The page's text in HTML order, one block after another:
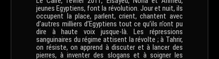
jeunes Egyptiens, font la révolution. Jour et nuit, ils
occupent la place, parlent, crient, chantent avec
d’autres milliers d’Egyptiens tout ce qu’ils n’ont pu
dire à haute voix jusque-là. Les répressions
sanguinaires du régime attisent la révolte ; à Tahrir,
on résiste, on apprend à discuter et à lancer des
pierres, à inventer des slogans et à soigner les